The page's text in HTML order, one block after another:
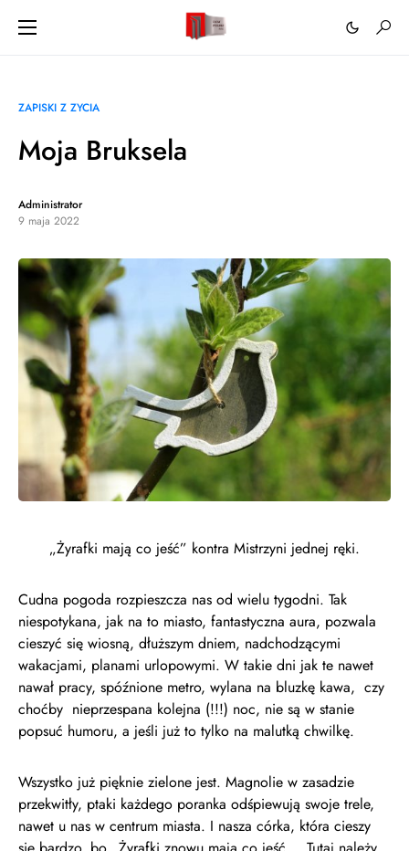
ZAPISKI Z ZYCIA
Moja Bruksela
Administrator
9 maja 2022
„Żyrafki mają co jeść” kontra Mistrzyni jednej ręki.
Cudna pogoda rozpieszcza nas od wielu tygodni. Tak
niespotykana, jak na to miasto, fantastyczna aura, pozwala
cieszyć się wiosną, dłuższym dniem, nadchodzącymi
wakacjami, planami urlopowymi. W takie dni jak te nawet
nawał pracy, spóźnione metro, wylana na bluzkę kawa, czy
choćby nieprzespana kolejna (!!!) noc, nie są w stanie
popsuć humoru, a jeśli już to tylko na malutką chwilkę.
Wszystko już pięknie zielone jest. Magnolie w zasadzie
przekwitły, ptaki każdego poranka odśpiewują swoje trele,
nawet u nas w centrum miasta. I nasza córka, która cieszy